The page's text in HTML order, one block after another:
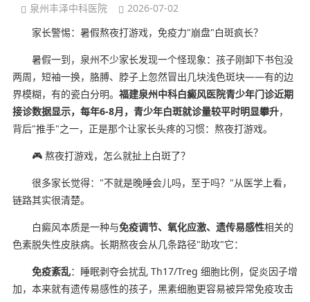
泉州丰泽中科医院
2026-07-02
家长警惕：暑假熬夜打游戏，免疫力"崩盘"白斑疯长？
暑假一到，泉州不少家长发现一个怪现象：孩子刚卸下书包没
两周，短袖一换，胳膊、脖子上忽然冒出几块浅色斑块——有的边
界模糊，有的瓷白分明。 福建泉州中科白癜风医院青少年门诊近期
接诊数据显示，每年6-8月，青少年白斑就诊量较平时明显攀升，
背后"推手"之一，正是那个让家长头疼的习惯：熬夜打游戏。
🎮 熬夜打游戏，怎么就扯上白斑了？
很多家长觉得："不就是晚睡会儿吗，至于吗？"从医学上看，
链路其实很清楚。
白癜风本质是一种与免疫调节、氧化应激、遗传易感性相关的
色素脱失性皮肤病。长期熬夜会从几条路径"助攻"它：
免疫紊乱：睡眠剥夺会扰乱 Th17/Treg 细胞比例，促炎因子增
加，本来就有遗传易感性的孩子，黑素细胞更容易被异常免疫攻击